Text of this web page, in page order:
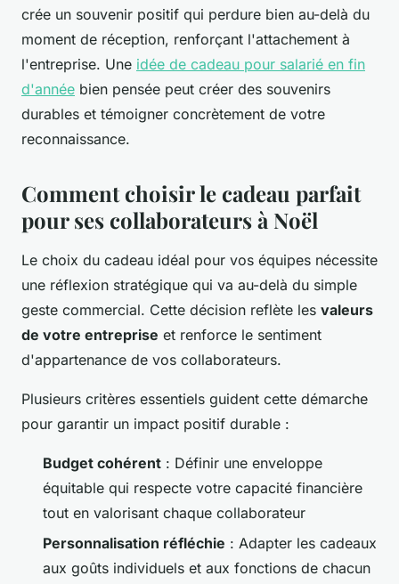
crée un souvenir positif qui perdure bien au-delà du
moment de réception, renforçant l'attachement à
l'entreprise. Une idée de cadeau pour salarié en fin
d'année bien pensée peut créer des souvenirs
durables et témoigner concrètement de votre
reconnaissance.
Comment choisir le cadeau parfait
pour ses collaborateurs à Noël
Le choix du cadeau idéal pour vos équipes nécessite
une réflexion stratégique qui va au-delà du simple
geste commercial. Cette décision reflète les valeurs
de votre entreprise et renforce le sentiment
d'appartenance de vos collaborateurs.
Plusieurs critères essentiels guident cette démarche
pour garantir un impact positif durable :
Budget cohérent : Définir une enveloppe
équitable qui respecte votre capacité financière
tout en valorisant chaque collaborateur
Personnalisation réfléchie : Adapter les cadeaux
aux goûts individuels et aux fonctions de chacun